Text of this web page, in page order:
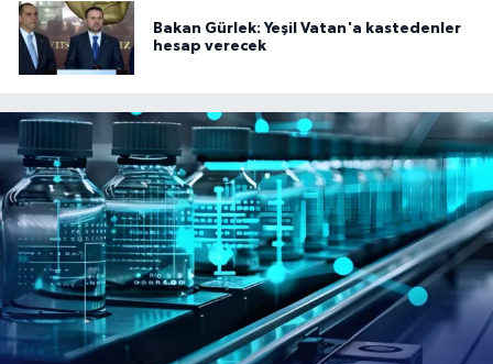
Bakan Gürlek: Yeşil Vatan'a kastedenler
hesap verecek